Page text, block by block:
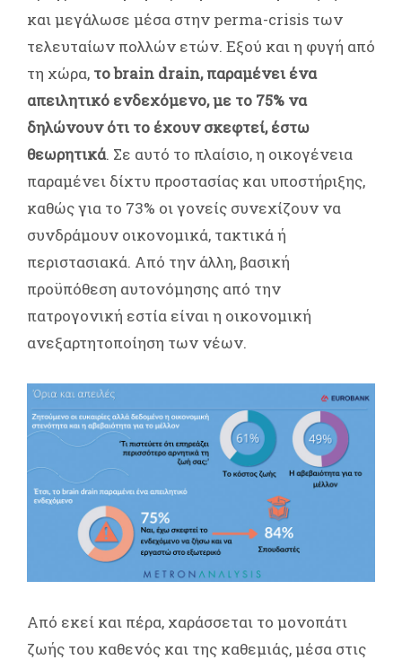
και μεγάλωσε μέσα στην perma-crisis των
τελευταίων πολλών ετών. Εξού και η φυγή από
τη χώρα, το brain drain, παραμένει ένα
απειλητικό ενδεχόμενο, με το 75% να
δηλώνουν ότι το έχουν σκεφτεί, έστω
θεωρητικά. Σε αυτό το πλαίσιο, η οικογένεια
παραμένει δίχτυ προστασίας και υποστήριξης,
καθώς για το 73% οι γονείς συνεχίζουν να
συνδράμουν οικονομικά, τακτικά ή
περιστασιακά. Από την άλλη, βασική
προϋπόθεση αυτονόμησης από την
πατρογονική εστία είναι η οικονομική
ανεξαρτητοποίηση των νέων.
Από εκεί και πέρα, χαράσσεται το μονοπάτι
ζωής του καθενός και της καθεμιάς, μέσα στις